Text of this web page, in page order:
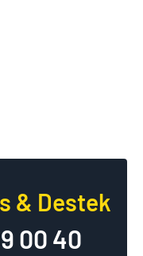
& Destek
00 40